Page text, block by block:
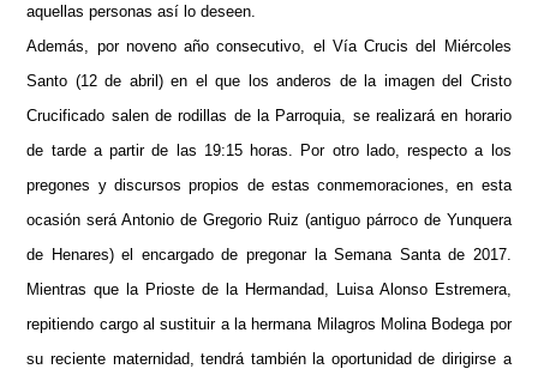
aquellas personas así lo deseen.
Además, por noveno año consecutivo, el Vía Crucis del Miércoles
Santo (12 de abril) en el que los anderos de la imagen del Cristo
Crucificado salen de rodillas de la Parroquia, se realizará en horario
de tarde a partir de las 19:15 horas. Por otro lado, respecto a los
pregones y discursos propios de estas conmemoraciones, en esta
ocasión será Antonio de Gregorio Ruiz (antiguo párroco de Yunquera
de Henares) el encargado de pregonar la Semana Santa de 2017.
Mientras que la Prioste de la Hermandad, Luisa Alonso Estremera,
repitiendo cargo al sustituir a la hermana Milagros Molina Bodega por
su reciente maternidad, tendrá también la oportunidad de dirigirse a